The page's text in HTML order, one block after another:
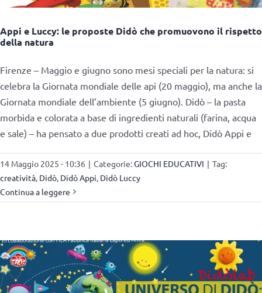
Appi e Luccy: le proposte Didò che promuovono il rispetto
della natura
Firenze – Maggio e giugno sono mesi speciali per la natura: si
celebra la Giornata mondiale delle api (20 maggio), ma anche la
Giornata mondiale dell’ambiente (5 giugno). Didò – la pasta
morbida e colorata a base di ingredienti naturali (farina, acqua
e sale) – ha pensato a due prodotti creati ad hoc, Didò Appi e
14 Maggio 2025 - 10:36 | Categorie:GIOCHI EDUCATIVI | Tag:
creatività, Didò, Didò Appi, Didò Luccy
Continua a leggere